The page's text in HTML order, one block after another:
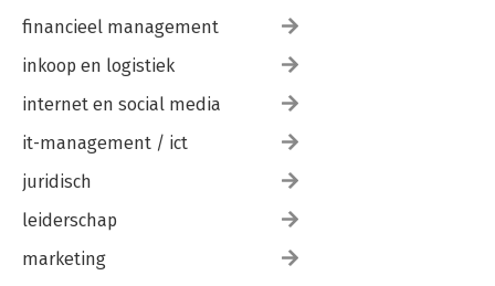
financieel management
inkoop en logistiek
internet en social media
it-management / ict
juridisch
leiderschap
marketing